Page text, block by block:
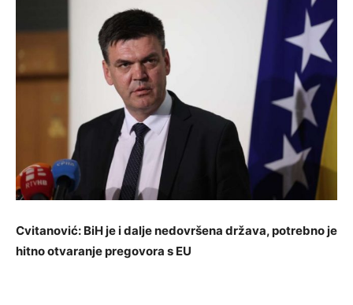
Cvitanović: BiH je i dalje nedovršena država, potrebno je
hitno otvaranje pregovora s EU